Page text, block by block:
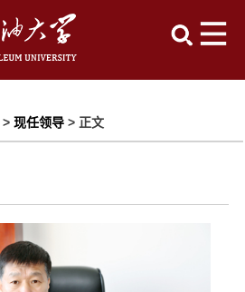
>现任领导 > 正文